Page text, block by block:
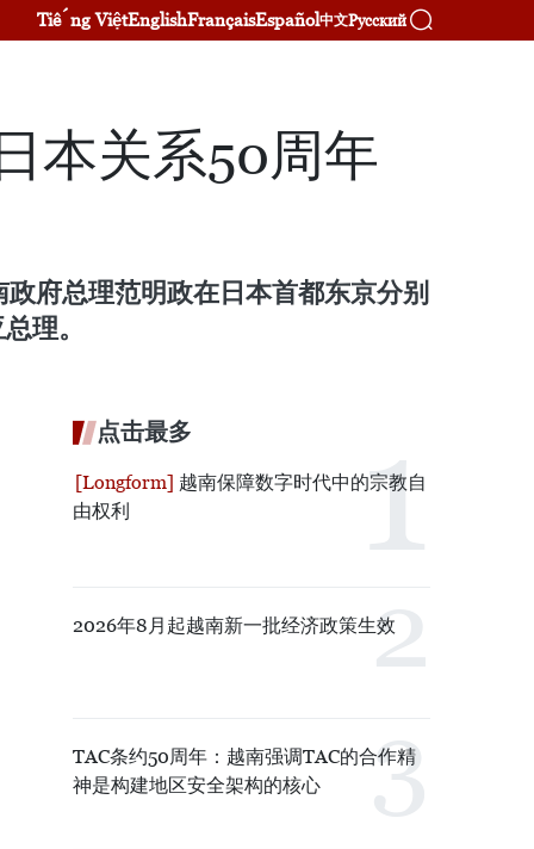
Tiếng ViệtEnglishFrançaisEspañol中文Русский
本关系50周年
府总理范明政在日本首都东京分别
理。
点击最多
越南保障数字时代中的宗教自
由权利
2026年8月起越南新一批经济政策生效
TAC条约50周年：越南强调TAC的合作精
神是构建地区安全架构的核心